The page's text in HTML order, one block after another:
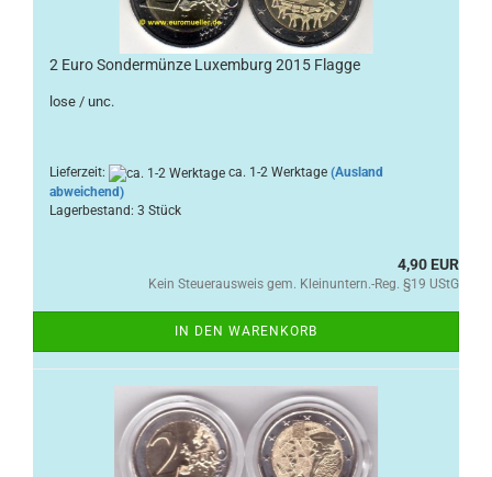
2 Euro Sondermünze Luxemburg 2015 Flagge
lose / unc.
Lieferzeit: ca. 1-2 Werktage (Ausland
abweichend)
Lagerbestand: 3 Stück
4,90 EUR
Kein Steuerausweis gem. Kleinuntern.-Reg. §19 UStG
IN DEN WARENKORB